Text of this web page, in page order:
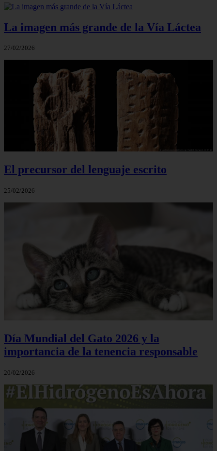
La imagen más grande de la Vía Láctea
27/02/2026
El precursor del lenguaje escrito
25/02/2026
Día Mundial del Gato 2026 y la
importancia de la tenencia responsable
20/02/2026